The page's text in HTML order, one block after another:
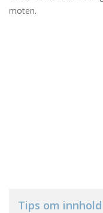
moten.
Tips om innhold